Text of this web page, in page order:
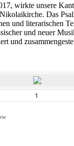
wirkte unsere
Das
und literarischen
und neuer
und